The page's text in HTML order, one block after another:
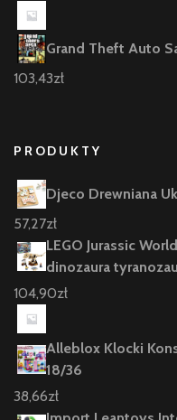
Grand Theft Auto
103,43zł
PRODUKTY
Djeco Drewniana
57,27zł
LEGO Jurassic
dinozaura
104,90zł
Alleblox Klocki
18/36
38,66zł